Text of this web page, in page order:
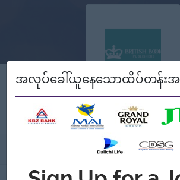
Book
အကြောင်းအရာ
အလုပ်ခေါ်ယူနေသောထိပ်တန်းအ